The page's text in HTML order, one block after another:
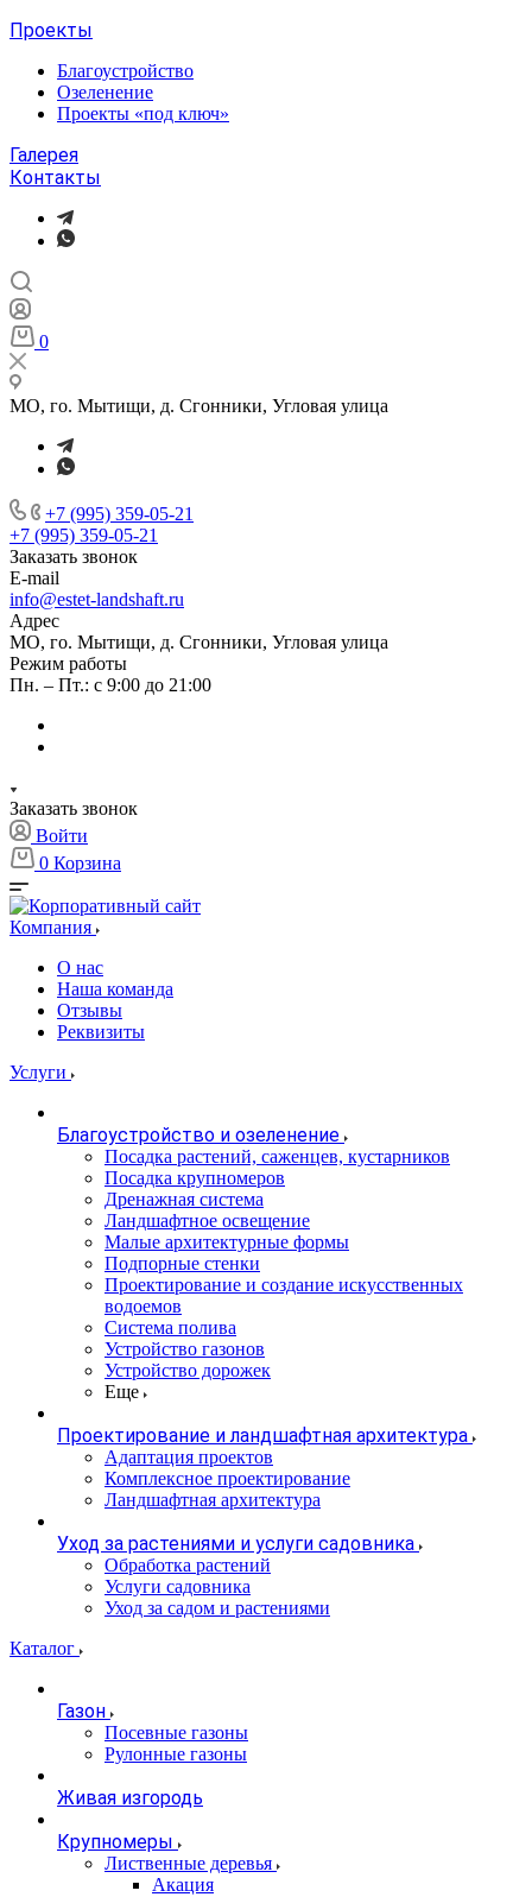
Проекты
Благоустройство
Озеленение
Проекты «под ключ»
Галерея
Контакты
0
МО, го. Мытищи, д. Сгонники, Угловая улица
+7 (995) 359-05-21
+7 (995) 359-05-21
Заказать звонок
E-mail
info@estet-landshaft.ru
Адрес
МО, го. Мытищи, д. Сгонники, Угловая улица
Режим работы
Пн. – Пт.: с 9:00 до 21:00
Заказать звонок
Войти
0 Корзина
Компания
О нас
Наша команда
Отзывы
Реквизиты
Услуги
Благоустройство и озеленение
Посадка растений, саженцев, кустарников
Посадка крупномеров
Дренажная система
Ландшафтное освещение
Малые архитектурные формы
Подпорные стенки
Проектирование и создание искусственных
водоемов
Система полива
Устройство газонов
Устройство дорожек
Еще
Проектирование и ландшафтная архитектура
Адаптация проектов
Комплексное проектирование
Ландшафтная архитектура
Уход за растениями и услуги садовника
Обработка растений
Услуги садовника
Уход за садом и растениями
Каталог
Газон
Посевные газоны
Рулонные газоны
Живая изгородь
Крупномеры
Лиственные деревья
Акация